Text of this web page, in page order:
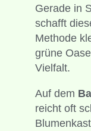
Gerade in
schafft
Methode
grüne
Vielfalt.
Auf dem
reicht oft